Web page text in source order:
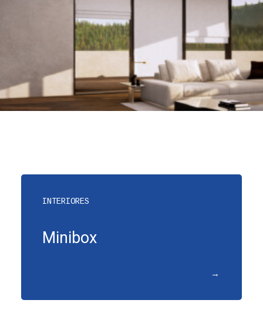
INTERIORES
Minibox